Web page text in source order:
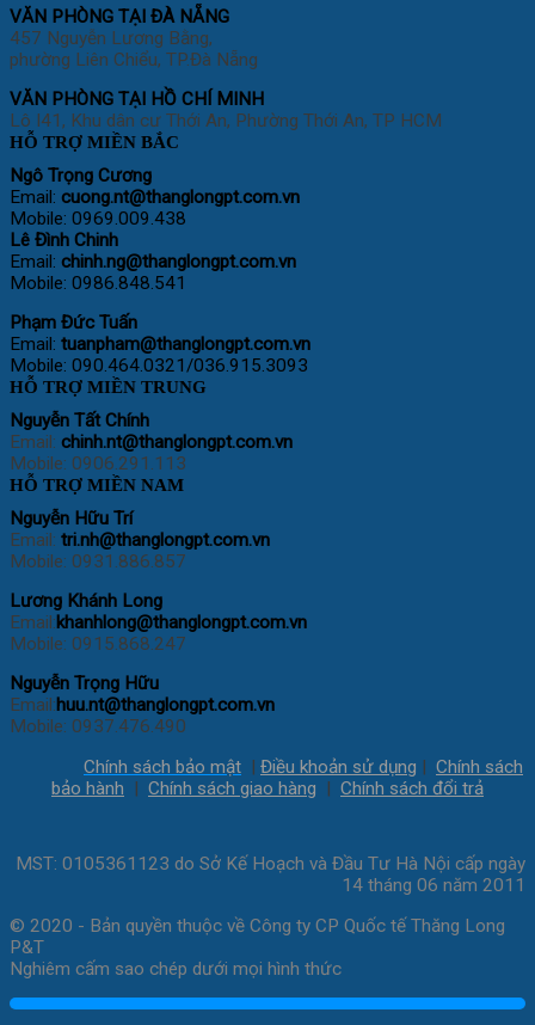
VĂN PHÒNG TẠI ĐÀ NẴNG
457 Nguyễn Lương Bằng,
phường Liên Chiểu, TP.Đà Nẵng
VĂN PHÒNG TẠI HỒ CHÍ MINH
Lô I41, Khu dân cư Thới An, Phường Thới An, TP HCM
HỖ TRỢ MIỀN BẮC
Ngô Trọng Cương
Email: cuong.nt@thanglongpt.com.vn
Mobile: 0969.009.438
Lê Đình Chinh
Email: chinh.ng@thanglongpt.com.vn
Mobile: 0986.848.541
Phạm Đức Tuấn
Email: tuanpham@thanglongpt.com.vn
Mobile: 090.464.0321/036.915.3093
HỖ TRỢ MIỀN TRUNG
Nguyễn Tất Chính
Email: chinh.nt@thanglongpt.com.vn
Mobile: 0906.291.113
HỖ TRỢ MIỀN NAM
Nguyễn Hữu Trí
Email: tri.nh@thanglongpt.com.vn
Mobile: 0931.886.857
Lương Khánh Long
Email:khanhlong@thanglongpt.com.vn
Mobile: 0915.868.247
Nguyễn Trọng Hữu
Email:huu.nt@thanglongpt.com.vn
Mobile: 0937.476.490
Chính sách bảo mật | Điều khoản sử dụng | Chính sách
bảo hành | Chính sách giao hàng | Chính sách đổi trả
MST: 0105361123 do Sở Kế Hoạch và Đầu Tư Hà Nội cấp ngày
14 tháng 06 năm 2011
© 2020 - Bản quyền thuộc về Công ty CP Quốc tế Thăng Long
P&T
Nghiêm cấm sao chép dưới mọi hình thức